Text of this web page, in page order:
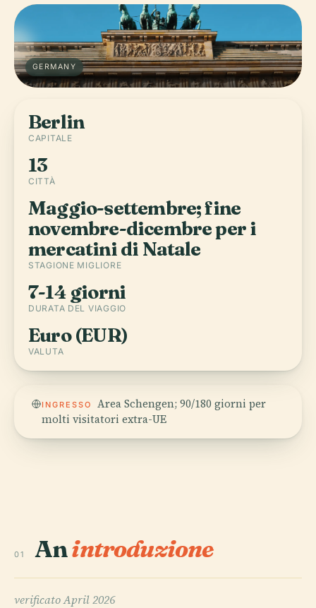
GERMANY
Berlin
CAPITALE
13
CITTÀ
Maggio-settembre; fine
novembre-dicembre per i
mercatini di Natale
STAGIONE MIGLIORE
7-14 giorni
DURATA DEL VIAGGIO
Euro (EUR)
VALUTA
INGRESSO
Area Schengen; 90/180 giorni per
molti visitatori extra-UE
01 Anintroduzione
verificatoApril 2026